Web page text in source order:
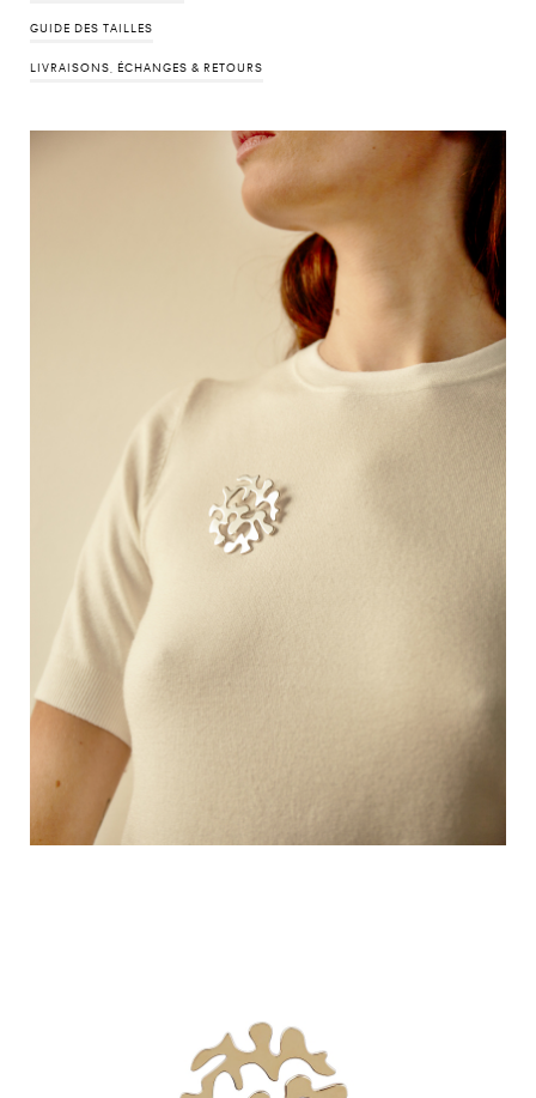
GUIDE DES TAILLES
LIVRAISONS, ÉCHANGES & RETOURS